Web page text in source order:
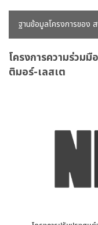
โครงการความร่วม
ติมอร์-เลสเต